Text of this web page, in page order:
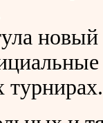
турнирах.